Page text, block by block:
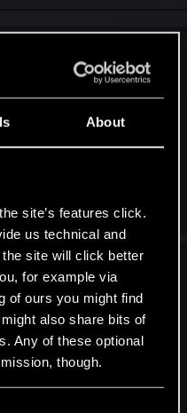
About
site’s features click.
us technical and
site will click better
for example via
of ours you might find
also share bits of
Any of these optional
though.
dźwięków (podczas
dialogach. W
w podstawowej wersji jak i
ale jeśli wejdzie się z kimś